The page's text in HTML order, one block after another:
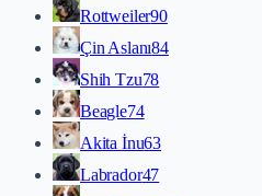
Rottweiler90
Çin Aslanı84
Shih Tzu78
Beagle74
Akita İnu63
Labrador47